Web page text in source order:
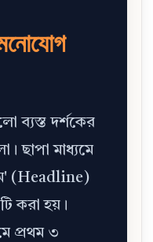
ব্যস্ত দর্শকের
ছাপা মাধ্যমে
(Headline)
করা হয়।
প্রথম ৩